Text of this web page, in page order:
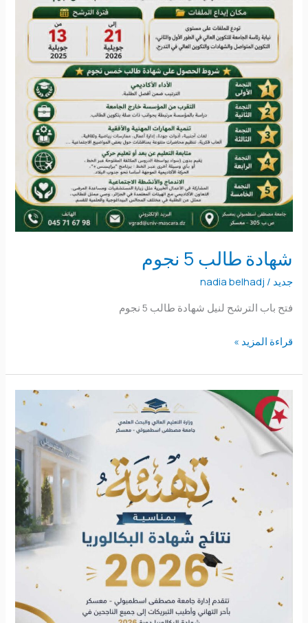
شهادة طالب 5 نجوم
جديد /
nadia belhadj
فتح باب الترشح لنيل شهادة طالب 5 نجوم
قراءة المزيد »
بوابة
حاملي
بكالوريا
جدد
2026